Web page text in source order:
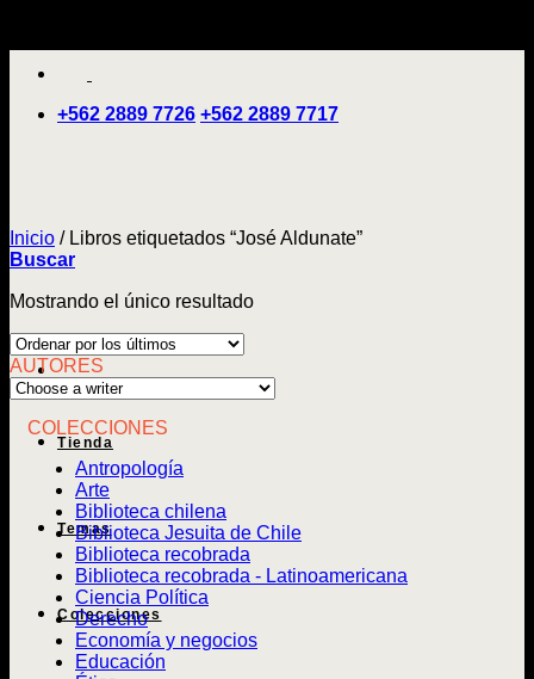
+562 2889 7726 +562 2889 7717
Tienda
Temas
Colecciones
Inicio /Libros etiquetados “José Aldunate”
Buscar
Mostrando el único resultado
AUTORES
COLECCIONES
Antropología
Arte
Biblioteca chilena
Biblioteca Jesuita de Chile
Biblioteca recobrada
Biblioteca recobrada - Latinoamericana
Ciencia Política
Derecho
Economía y negocios
Educación